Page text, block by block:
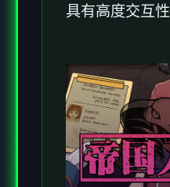
具有高度交互